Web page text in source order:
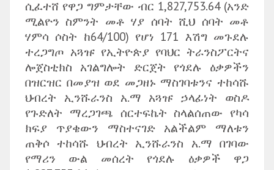
ሲፈተሸ የዋጋ ግምታቸው ብር 1,827,753.64 (አንድ
ሚልዮን ስምንት መቶ ሃያ ሰባት ሺህ ሰባት መቶ
ሃምሳ ሶስት ከ64/100) የሆነ 171 እሽግ መጉደሉ
ተረጋግጦ አጓዡ የኢትዮጵያ የባህር ትራንስፖርትና
ሎጀስቲክስ አገልግሎት ድርጀት የጎደሉ ዕቃዎችን
በዝርዝር በመያዝ ወደ መጋዘኑ ማስገባቱንና ተከሳሹ
ህብረት ኢንሹራንስ አ.ማ አጓዡ ኃላፊነት ወስዶ
የጉድለት ማረጋገጫ ሰርተፍኬት ስላልሰጠው የካሳ
ክፍያ ጥያቄውን ማስተናገድ አልችልም ማለቱን
ጠቅሶ ተከሳሹ ህብረት ኢንሹራንስ አ.ማ በገባው
የማሪን ውል መሰረት የጎደሉ ዕቃዎች ዋጋ